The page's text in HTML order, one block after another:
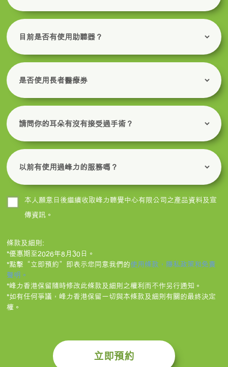
本人願意日後繼續收取峰力聽覺中心有限公司之產品資料及宣
傳資訊。
條款及細則:
*優惠期至2026年8月30日。
*點擊“立即預約”即表示您同意我們的使用條款，隱私政策和免責
聲明。
*峰力香港保留隨時修改此條款及細則之權利而不作另行通知。
*如有任何爭議，峰力香港保留一切與本條款及細則有關的最終決定
權。
立即預約